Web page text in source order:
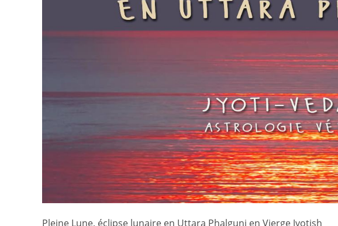
Pleine Lune, éclipse lunaire en Uttara Phalguni en Vierge Jyotish